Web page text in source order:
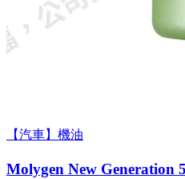
【汽車】機油
Molygen New Gener­a­tion